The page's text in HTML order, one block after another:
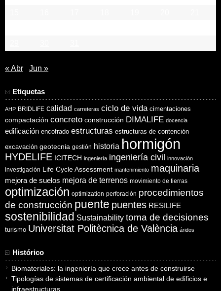
« Abr Jun »
Etiquetas
AHP BRIDLIFE calidad carreteras ciclo de vida cimentaciones
compactación concreto construcción DIMALIFE docencia
edificación encofrado estructuras estructuras de contención
excavación geotecnia gestión historia hormigón
HYDELIFE ICITECH ingeniería ingeniería civil innovación
investigación Life Cycle Assessment mantenimiento maquinaria
mejora de suelos mejora de terrenos movimiento de tierras
optimización optimization perforación procedimientos
de construcción puente puentes RESILIFE
sostenibilidad Sustainability toma de decisiones
turismo Universitat Politècnica de València áridos
Histórico
Biomateriales: la ingeniería que crece antes de construirse
Tipologías de sistemas de certificación ambiental de edificios e
infraestructuras